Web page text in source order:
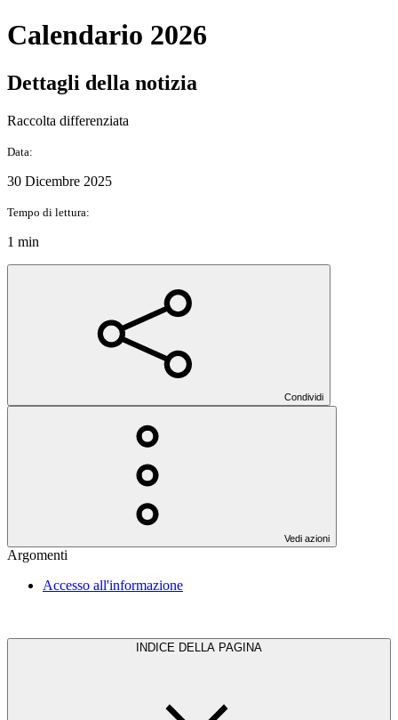
Calendario 2026
Dettagli della notizia
Raccolta differenziata
Data:
30 Dicembre 2025
Tempo di lettura:
1 min
Condividi
Vedi azioni
Argomenti
Accesso all'informazione
INDICE DELLA PAGINA